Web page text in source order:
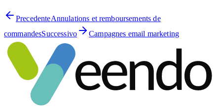
PrecedenteAnnulations et remboursements de
commandesSuccessivo Campagnes email marketing